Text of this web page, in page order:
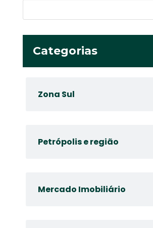
Categorias
Zona Sul
Petrópolis e região
Mercado Imobiliário